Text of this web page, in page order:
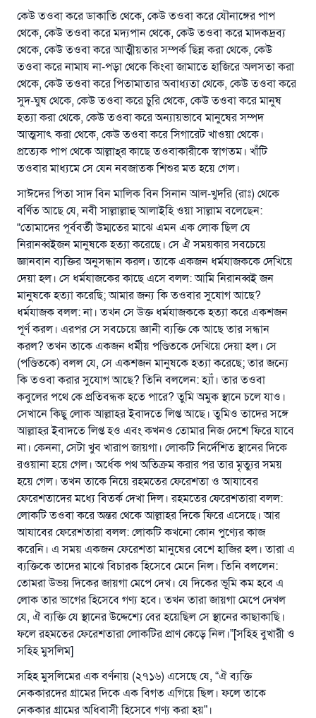
কেউ তওবা করে ডাকাতি থেকে, কেউ তওবা করে যৌনাঙ্গের পাপ
থেকে, কেউ তওবা করে মদ্যপান থেকে, কেউ তওবা করে মাদকদ্রব্য
থেকে, কেউ তওবা করে আত্মীয়তার সম্পর্ক ছিন্ন করা থেকে, কেউ
তওবা করে নামায না-পড়া থেকে কিংবা জামাতে হাজিরে অলসতা করা
থেকে, কেউ তওবা করে পিতামাতার অবাধ্যতা থেকে, কেউ তওবা করে
সুদ-ঘুষ থেকে, কেউ তওবা করে চুরি থেকে, কেউ তওবা করে মানুষ
হত্যা করা থেকে, কেউ তওবা করে অন্যায়ভাবে মানুষের সম্পদ
আত্মসাৎ করা থেকে, কেউ তওবা করে সিগারেট খাওয়া থেকে।
প্রত্যেক পাপ থেকে আল্লাহ্‌র কাছে তওবাকারীকে স্বাগতম। খাঁটি
তওবার মাধ্যমে সে যেন নবজাতক শিশুর মত হয়ে গেল।
সাঈদের পিতা সাদ বিন মালিক বিন সিনান আল-খুদরি (রাঃ) থেকে
বর্ণিত আছে যে, নবী সাল্লাল্লাহু আলাইহি ওয়া সাল্লাম বলেছেন:
“তোমাদের পূর্ববর্তী উম্মতের মাঝে এমন এক লোক ছিল যে
নিরানব্বইজন মানুষকে হত্যা করেছে। সে ঐ সময়কার সবচেয়ে
জ্ঞানবান ব্যক্তির অনুসন্ধান করল। তাকে একজন ধর্মযাজককে দেখিয়ে
দেয়া হল। সে ধর্মযাজকের কাছে এসে বলল: আমি নিরানব্বই জন
মানুষকে হত্যা করেছি; আমার জন্য কি তওবার সুযোগ আছে?
ধর্মযাজক বলল: না। তখন সে উক্ত ধর্মযাজককে হত্যা করে একশজন
পূর্ণ করল। এরপর সে সবচেয়ে জ্ঞানী ব্যক্তি কে আছে তার সন্ধান
করল? তখন তাকে একজন ধর্মীয় পণ্ডিতকে দেখিয়ে দেয়া হল। সে
(পণ্ডিতকে) বলল যে, সে একশজন মানুষকে হত্যা করেছে; তার জন্যে
কি তওবা করার সুযোগ আছে? তিনি বললেন: হ্যাঁ। তার তওবা
কবুলের পথে কে প্রতিবন্ধক হতে পারে? তুমি অমুক স্থানে চলে যাও।
সেখানে কিছু লোক আল্লাহর ইবাদতে লিপ্ত আছে। তুমিও তাদের সঙ্গে
আল্লাহর ইবাদতে লিপ্ত হও এবং কখনও তোমার নিজ দেশে ফিরে যাবে
না। কেননা, সেটা খুব খারাপ জায়গা। লোকটি নির্দেশিত স্থানের দিকে
রওয়ানা হয়ে গেল। অর্ধেক পথ অতিক্রম করার পর তার মৃত্যুর সময়
হয়ে গেল। তখন তাকে নিয়ে রহমতের ফেরেশতা ও আযাবের
ফেরেশতাদের মধ্যে বিতর্ক দেখা দিল। রহমতের ফেরেশতারা বলল:
লোকটি তওবা করে অন্তর থেকে আল্লাহর দিকে ফিরে এসেছে। আর
আযাবের ফেরেশতারা বলল: লোকটি কখনো কোন পুণ্যের কাজ
করেনি। এ সময় একজন ফেরেশতা মানুষের বেশে হাজির হল। তারা এ
ব্যক্তিকে তাদের মাঝে বিচারক হিসেবে মেনে নিল। তিনি বললেন:
তোমরা উভয় দিকের জায়গা মেপে দেখ। যে দিকের ভূমি কম হবে এ
লোক তার ভাগের হিসেবে গণ্য হবে। তখন তারা জায়গা মেপে দেখল
যে, ঐ ব্যক্তি যে স্থানের উদ্দেশ্যে বের হয়েছিল সে স্থানের কাছাকাছি।
ফলে রহমতের ফেরেশতারা লোকটির প্রাণ কেড়ে নিল।”[সহিহ বুখারী ও
সহিহ মুসলিম]
সহিহ মুসলিমের এক বর্ণনায় (২৭১৬) এসেছে যে, “ঐ ব্যক্তি
নেককারদের গ্রামের দিকে এক বিগত এগিয়ে ছিল। ফলে তাকে
নেককার গ্রামের অধিবাসী হিসেবে গণ্য করা হয়”।